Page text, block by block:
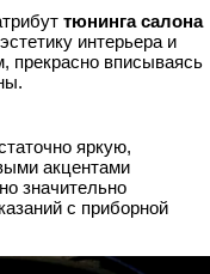
тюнинга салона
интерьера и
прекрасно вписываясь
яркую,
акцентами
значительно
с приборной